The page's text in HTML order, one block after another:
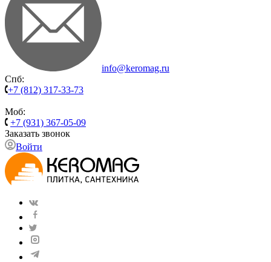
info@keromag.ru
Спб:
+7 (812) 317-33-73
Моб:
+7 (931) 367-05-09
Заказать звонок
Войти